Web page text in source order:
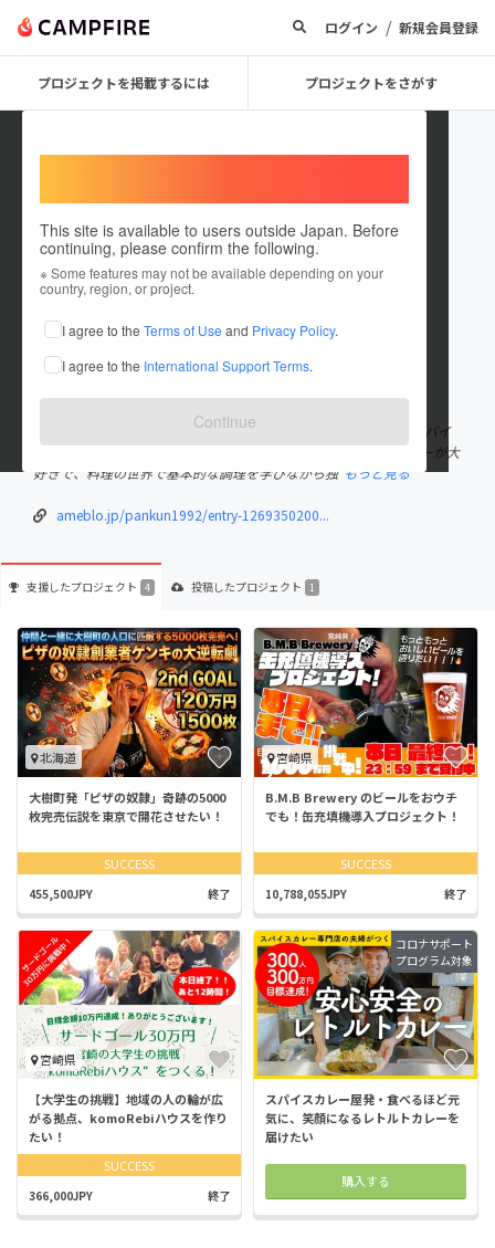
ログイン / 新規会員登録
プロジェクトを掲載するには プロジェクトをさがす
This site is available to users outside Japan. Before
continuing, please confirm the following.
※ Some features may not be available depending on your
country, region, or project.
I agree to the Terms of Use and Privacy Policy.
I agree to the International Support Terms.
Continue
Pan_curry
これまでに4回支援して1件のプロジェクトを投稿しています
在住国：日本 現在地：宮崎県
出身国：日本 出身地：宮崎県
宮崎県日向市出身29歳、あだ名がパンくん。 現在宮崎市内で「スパイ
スカレー屋パンくんのカレー」を営んでます。 幼少の頃からカレーが大
好きで、料理の世界で基本的な調理を学びながら独 もっと見る
ameblo.jp/pankun1992/entry-1269350200...
支援したプロジェクト 4 投稿したプロジェクト 1
北海道
大樹町発「ピザの奴隷」奇跡の5000
枚完売伝説を東京で開花させたい！
SUCCESS
455,500JPY 終了
宮崎県
B.M.B Brewery のビールをおウチ
でも！缶充填機導入プロジェクト！
SUCCESS
10,788,055JPY 終了
宮崎県
【大学生の挑戦】地域の人の輪が広
がる拠点、komoRebiハウスを作り
たい！
SUCCESS
366,000JPY 終了
コロナサポート
プログラム対象
スパイスカレー屋発・食べるほど元
気に、笑顔になるレトルトカレーを
届けたい
購入する